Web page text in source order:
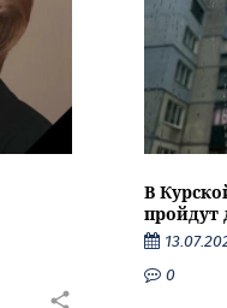
В
пройдут
0